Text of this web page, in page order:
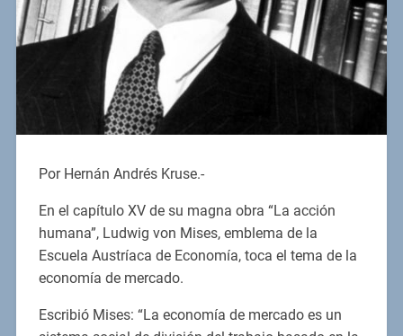
Por Hernán Andrés Kruse.-
En el capítulo XV de su magna obra “La acción
humana”, Ludwig von Mises, emblema de la
Escuela Austríaca de Economía, toca el tema de la
economía de mercado.
Escribió Mises: “La economía de mercado es un